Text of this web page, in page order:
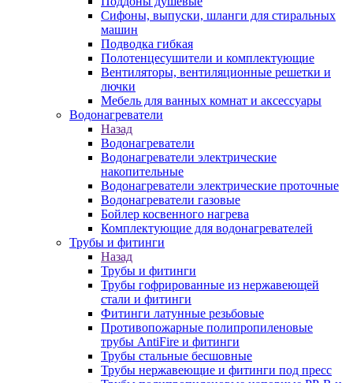
Сифоны, выпуски, шланги для стиральных
машин
Подводка гибкая
Полотенцесушители и комплектующие
Вентиляторы, вентиляционные решетки и
лючки
Мебель для ванных комнат и аксессуары
Водонагреватели
Назад
Водонагреватели
Водонагреватели электрические
накопительные
Водонагреватели электрические проточные
Водонагреватели газовые
Бойлер косвенного нагрева
Комплектующие для водонагревателей
Трубы и фитинги
Назад
Трубы и фитинги
Трубы гофрированные из нержавеющей
стали и фитинги
Фитинги латунные резьбовые
Противопожарные полипропиленовые
трубы AntiFire и фитинги
Трубы стальные бесшовные
Трубы нержавеющие и фитинги под пресс